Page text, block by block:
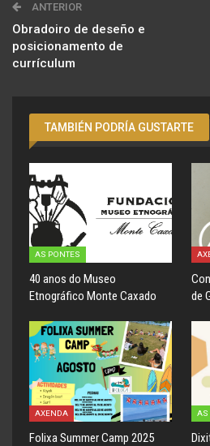
ANTERIOR
Obradoiro de deseño e
posicionamento de
currículum
TAMBIÉN PODRÍA GUSTARTE
AS PONTES
40 anos do Museo
Etnográfico Monte Caxado
de
AXENDA
Folixa Summer Camp 2025
AS